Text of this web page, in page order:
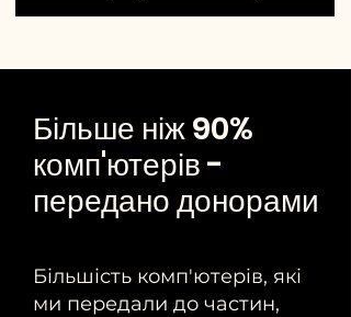
Більше ніж 90%
комп'ютерів -
передано донорами
Більшість комп'ютерів, які
ми передали до частин,